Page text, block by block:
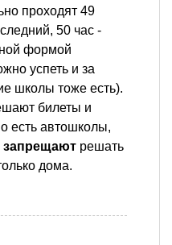
проходят 49
50 час -
формой
успеть и за
школы тоже есть).
билеты и
есть автошколы,
запрещают решать
дома.